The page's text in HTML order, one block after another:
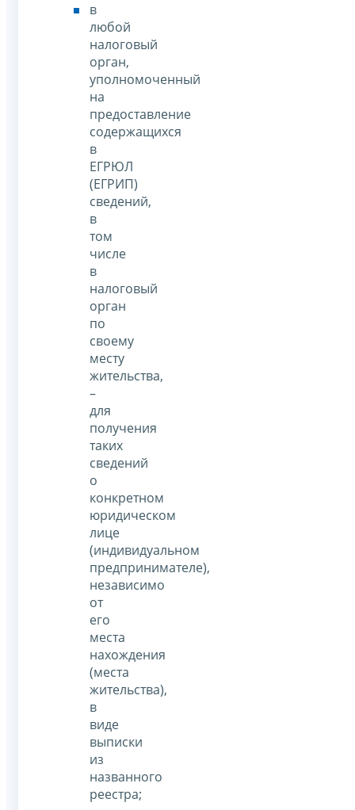
в
любой
налоговый
орган,
уполномоченный
на
предоставление
содержащихся
в
ЕГРЮЛ
(ЕГРИП)
сведений,
в
том
числе
в
налоговый
орган
по
своему
месту
жительства,
–
для
получения
таких
сведений
о
конкретном
юридическом
лице
(индивидуальном
предпринимателе),
независимо
от
его
места
нахождения
(места
жительства),
в
виде
выписки
из
названного
реестра;